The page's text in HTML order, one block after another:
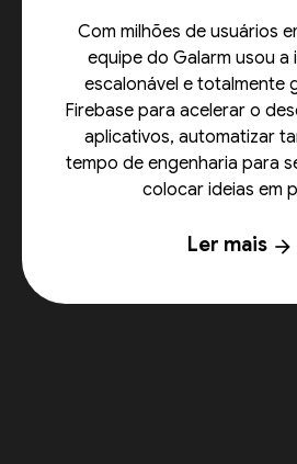
Com milhões de usuários
equipe do Galarm usou
escalonável e totalmente
Firebase para acelerar o
aplicativos, automatizar
tempo de engenharia para
colocar ideias em
Ler mais arrow_forward